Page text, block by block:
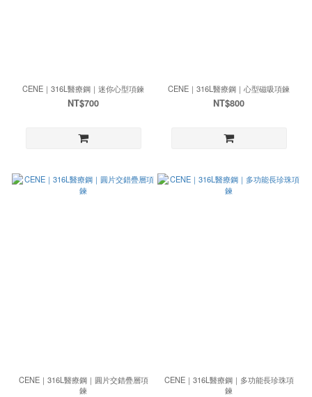
CENE｜316L醫療鋼｜迷你心型項鍊
NT$700
CENE｜316L醫療鋼｜心型磁吸項鍊
NT$800
CENE｜316L醫療鋼｜圓片交錯疊層項
鍊
CENE｜316L醫療鋼｜多功能長珍珠項
鍊